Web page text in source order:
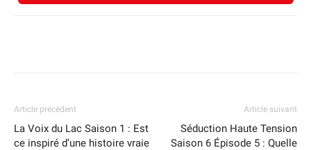
Article précédent
La Voix du Lac Saison 1 : Est
ce inspiré d’une histoire vraie
Article suivant
Séduction Haute Tension
Saison 6 Épisode 5 : Quelle